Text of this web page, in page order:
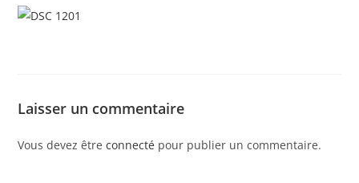
Laisser un commentaire
Vous devez êtreconnecté pour publier un commentaire.